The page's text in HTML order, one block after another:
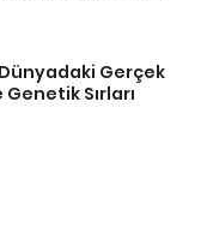
Gerçek
Sırları